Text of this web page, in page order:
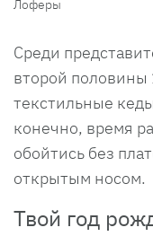
Лоферы
Среди
второй
текстильные
конечно, время
обойтись без
открытым носом.
Твой год